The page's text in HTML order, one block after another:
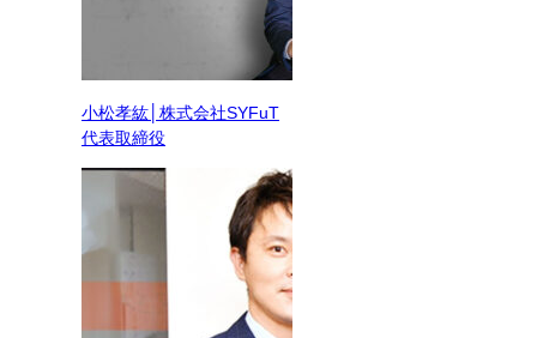
小松孝紘│株式会社SYFuT
代表取締役